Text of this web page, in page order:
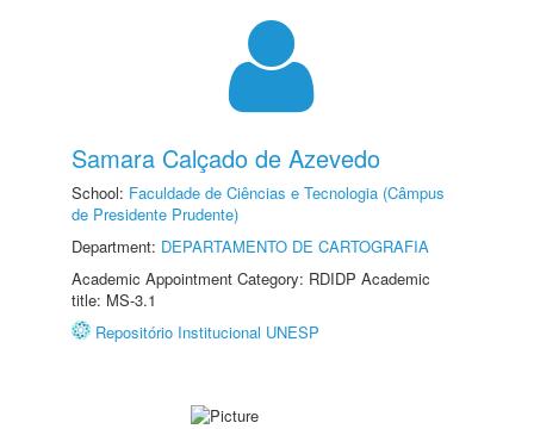
Samara Calçado de Azevedo
School: Faculdade de Ciências e Tecnologia (Câmpus
de Presidente Prudente)
Department: DEPARTAMENTO DE CARTOGRAFIA
Academic Appointment Category: RDIDP Academic
title: MS-3.1
Repositório Institucional UNESP